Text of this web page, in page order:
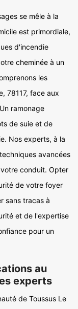
se mêle à la
est primordiale,
d'incendie
cheminée à un
les
78117, face aux
ramonage
de suie et de
Nos experts, à la
avancées
conduit. Opter
de votre foyer
sans tracas à
et de l'expertise
pour un
au
experts
de Toussus Le